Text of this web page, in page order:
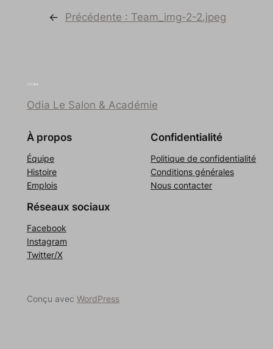
← Précédente : Team_img-2-2.jpeg
Odia Le Salon & Académie
À propos
Équipe
Histoire
Emplois
Confidentialité
Politique de confidentialité
Conditions générales
Nous contacter
Réseaux sociaux
Facebook
Instagram
Twitter/X
Conçu avec WordPress